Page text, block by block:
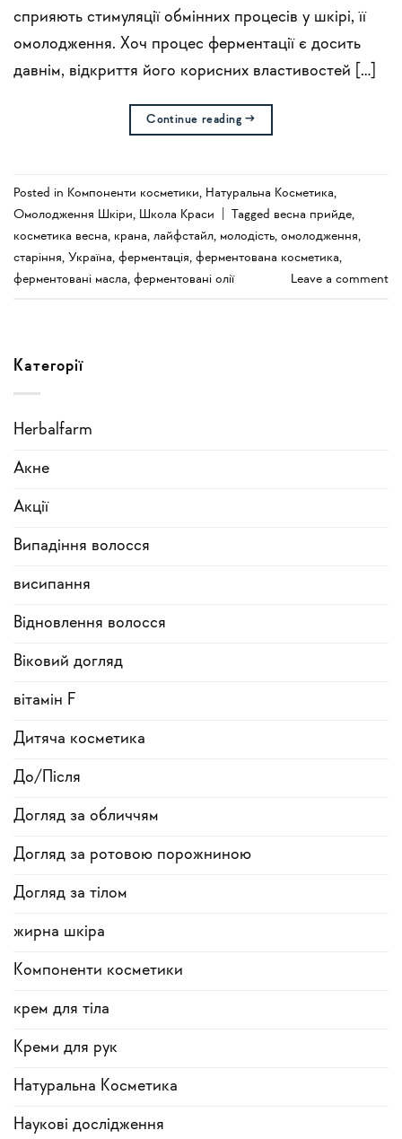
сприяють стимуляції обмінних процесів у шкірі, її
омолодження. Хоч процес ферментації є досить
давнім, відкриття його корисних властивостей […]
Continue reading→
Posted in Компоненти косметики, Натуральна Косметика,
Омолодження Шкіри, Школа Краси Tagged весна прийде,
косметика весна, крана, лайфстайл, молодість, омолодження,
старіння, Україна, ферментація, ферментована косметика,
ферментовані масла, ферментовані олії Leave a comment
Категорії
Herbalfarm
Акне
Акції
Випадіння волосся
висипання
Відновлення волосся
Віковий догляд
вітамін F
Дитяча косметика
До/Після
Догляд за обличчям
Догляд за ротовою порожниною
Догляд за тілом
жирна шкіра
Компоненти косметики
крем для тіла
Креми для рук
Натуральна Косметика
Наукові дослідження